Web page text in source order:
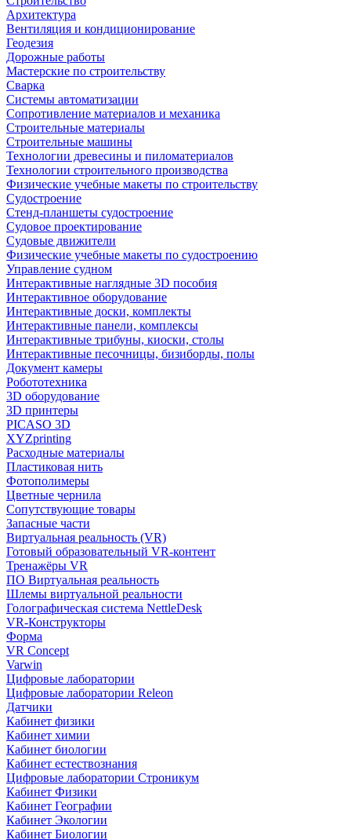
Архитектура
Вентиляция и кондиционирование
Геодезия
Дорожные работы
Мастерские по строительству
Сварка
Системы автоматизации
Сопротивление материалов и механика
Строительные материалы
Строительные машины
Технологии древесины и пиломатериалов
Технологии строительного производства
Физические учебные макеты по строительству
Судостроение
Стенд-планшеты судостроение
Судовое проектирование
Судовые движители
Физические учебные макеты по судостроению
Управление судном
Интерактивные наглядные 3D пособия
Интерактивное оборудование
Интерактивные доски, комплекты
Интерактивные панели, комплексы
Интерактивные трибуны, киоски, столы
Интерактивные песочницы, бизиборды, полы
Документ камеры
Робототехника
3D оборудование
3D принтеры
PICASO 3D
XYZprinting
Расходные материалы
Пластиковая нить
Фотополимеры
Цветные чернила
Сопутствующие товары
Запасные части
Виртуальная реальность (VR)
Готовый образовательный VR-контент
Тренажёры VR
ПО Виртуальная реальность
Шлемы виртуальной реальности
Голографическая система NettleDesk
VR-Конструкторы
Форма
VR Concept
Varwin
Цифровые лаборатории
Цифровые лаборатории Releon
Датчики
Кабинет физики
Кабинет химии
Кабинет биологии
Кабинет естествознания
Цифровые лаборатории Строникум
Кабинет Физики
Кабинет Географии
Кабинет Экологии
Кабинет Биологии